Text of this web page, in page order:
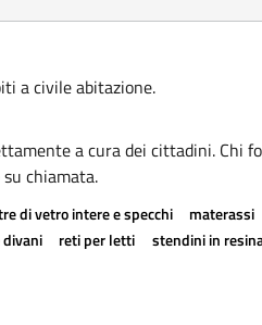
a civile abitazione.
a cura dei cittadini. Chi
chiamata.
di vetro intere e specchi
materassi
reti per letti stendini in